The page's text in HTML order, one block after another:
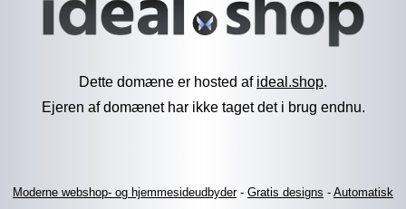
Dette domæne er hosted af ideal.shop.
Ejeren af domænet har ikke taget det i brug endnu.
Moderne webshop- og hjemmesideudbyder- Gratis designs - Automatisk